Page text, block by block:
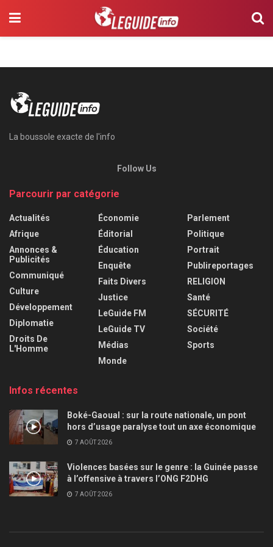
La boussole exacte de l'info
Follow Us
Parcourir par catégorie
Actualités
Afrique
Annonces &
Publicités
Communiqué
Culture
Développement
Diplomatie
Droits De
L'Homme
Économie
Éditorial
Éducation
Enquête
Faits Divers
Justice
LeGuide FM
LeGuide TV
Médias
Monde
Parlement
Politique
Portrait
Publireportages
RELIGION
Santé
SÉCURITÉ
Société
Sports
Infos récentes
Boké-Gaoual : sur la route nationale, un pont
hors d’usage paralyse tout un axe économique
7 AOÛT 2026
Violences basées sur le genre : la Guinée passe
à l’offensive à travers l’ONG F2DHG
7 AOÛT 2026